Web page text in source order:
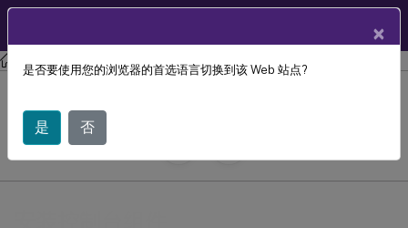
Citrix Provisioning Citrix Provisioning 2112
安装控制台组件
July 29, 2024
C
×
是否要使用您的浏览器的首选语言切换到该 Web 站点?
是 否